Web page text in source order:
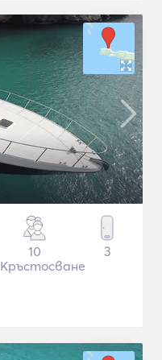
10
Кръстосване
3